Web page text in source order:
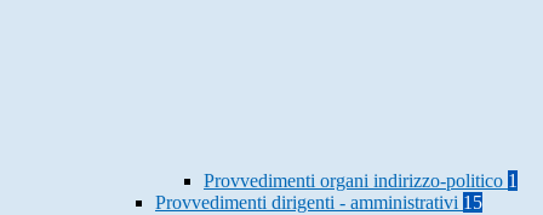
Provvedimenti organi indirizzo-politico 1
Provvedimenti dirigenti - amministrativi 15